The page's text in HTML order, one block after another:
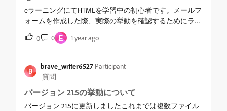
教授いただけますと幸いです。
eラーニングにてHTMLを学習中の初心者です。メールフ
ォームを作成した際、実際の挙動を確認するためにライ
ブビュー上で入力フォームに入力したいのですができま
せん。学習動画ではライブビュー上で入力し、送信ボタ
ンを押した際の反応を確認できているので、できるはず
なのですが・・・。&nbsp;当環境Dreamweaver2021 21.5M1
MacbookAir MacOS 15.5（24F74）
0 0 E 1 year ago
B
brave_writer6527 Participant
質問
バージョン 21.5の挙動について
バージョン 21.5に更新しましたこれまでは複数ファイル